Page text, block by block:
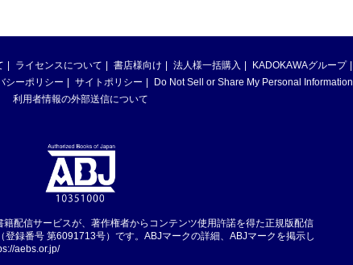
ライセンスについて 書店様向け 法人様一括購入
KADOKAWAグループ
シーポリシー サイトポリシー
Do Not Sell or Share My Personal Information
利用者情報の外部送信について
配信サービスが、著作権者からコンテンツ使用許諾を得た正規版配信
登録番号 第6091713号）です。ABJマークの詳細、ABJマークを掲示し
aebs.or.jp/